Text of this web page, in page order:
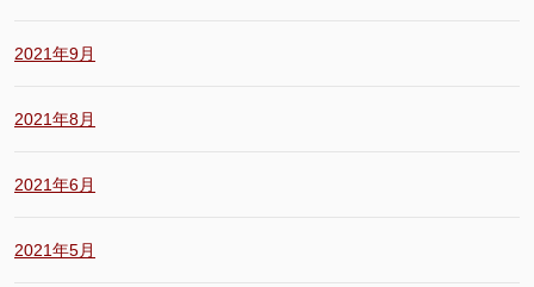
2021年9月
2021年8月
2021年6月
2021年5月